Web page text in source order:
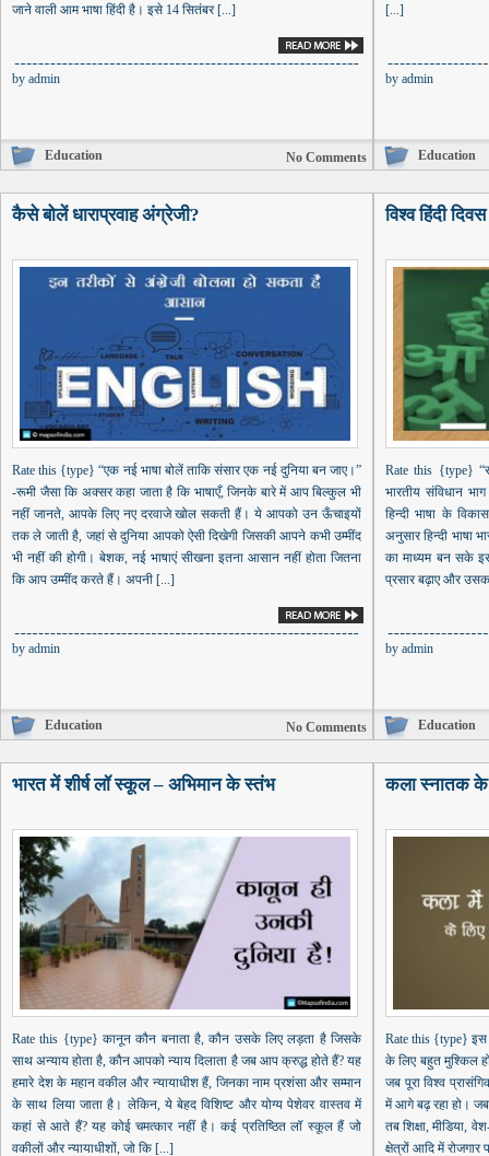
जाने वाली आम भाषा हिंदी है। इसे 14 सितंबर [...]
by admin
Education No Comments
[...]
by admin
Education
कैसे बोलें धाराप्रवाह अंग्रेजी?
Rate this {type} “एक नई भाषा बोलें ताकि संसार एक नई दुनिया बन जाए।”
-रूमी जैसा कि अक्सर कहा जाता है कि भाषाएँ, जिनके बारे में आप बिल्कुल भी
नहीं जानते, आपके लिए नए दरवाजे खोल सकती हैं। ये आपको उन ऊँचाइयों
तक ले जाती है, जहां से दुनिया आपको ऐसी दिखेगी जिसकी आपने कभी उम्मींद
भी नहीं की होगी। बेशक, नई भाषाएं सीखना इतना आसान नहीं होता जितना
कि आप उम्मींद करते हैं। अपनी [...]
by admin
Education No Comments
विश्व हिंदी
Rate this {type}
भारतीय संविधान
हिन्दी भाषा के
अनुसार हिन्दी भाषा
का माध्यम बन सके
प्रसार बढ़ाए और
by admin
Education
भारत में शीर्ष लॉ स्कूल – अभिमान के स्तंभ
Rate this {type} कानून कौन बनाता है, कौन उसके लिए लड़ता है जिसके
साथ अन्याय होता है, कौन आपको न्याय दिलाता है जब आप क्रुद्ध होते हैं? यह
हमारे देश के महान वकील और न्यायाधीश हैं, जिनका नाम प्रशंसा और सम्मान
के साथ लिया जाता है। लेकिन, ये बेहद विशिष्ट और योग्य पेशेवर वास्तव में
कहां से आते हैं? यह कोई चमत्कार नहीं है। कई प्रतिष्ठित लॉ स्कूल हैं जो
वकीलों और न्यायाधीशों, जो कि [...]
कला स्नातक के
Rate this {type}
के लिए बहुत मुश्किल
जब पूरा विश्व
में आगे बढ़ रहा हो।
तब शिक्षा, मीडिया,
क्षेत्रों आदि में रोजगार